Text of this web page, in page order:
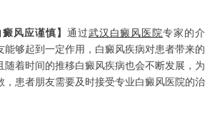
癜风应谨慎】 通过武汉白癜风医院专家的介
能够起到一定作用，白癜风疾病对患者带来的
随着时间的推移白癜风疾病也会不断发展，为
，患者朋友需要及时接受专业白癜风医院的治